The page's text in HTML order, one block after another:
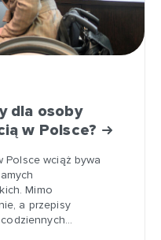
dla osoby
w Polsce?
Polsce wciąż bywa
Mimo
a przepisy